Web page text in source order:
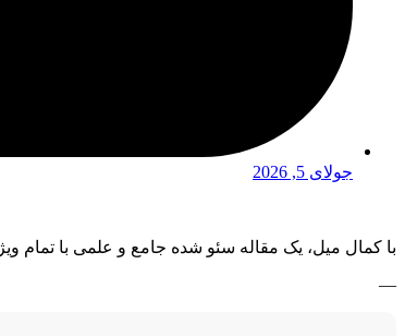
جولای 5, 2026
با کمال میل، یک مقاله سئو شده جامع و علمی با تمام
—